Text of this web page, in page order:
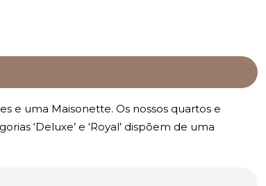
e uma Maisonette. Os nossos quartos e
‘Deluxe’ e ‘Royal’ dispõem de uma